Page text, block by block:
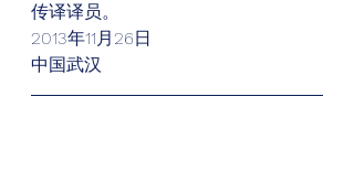
传译译员。
2013年11月26日
中国武汉